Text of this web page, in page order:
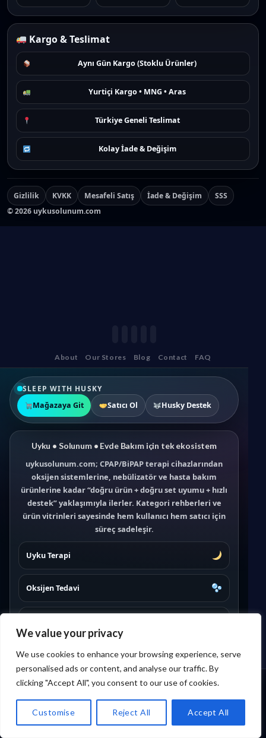
We value your privacy
We use cookies to enhance your browsing experience, serve
personalised ads or content, and analyse our traffic. By
clicking "Accept All", you consent to our use of cookies.
Customise Reject All Accept All
Kargo & Teslimat
Aynı Gün Kargo (Stoklu Ürünler)
Yurtiçi Kargo • MNG • Aras
Türkiye Geneli Teslimat
Kolay İade & Değişim
Gizlilik KVKK Mesafeli Satış İade & Değişim
SSS
©2026 uykusolunum.com
Ürün &
kategori Ödeme
☰
Kategoriler
Menü
Ürün &
kategori Ödeme
☰
Kategoriler
Menü
About Our Stores Blog Contact FAQ
SLEEP WITH HUSKY
Mağazaya Git
Satıcı Ol Husky Destek
Uyku • Solunum • Evde Bakım için tek ekosistem
uykusolunum.com; CPAP/BiPAP terapi cihazlarından
oksijen sistemlerine, nebülizatör ve hasta bakım
ürünlerine kadar “doğru ürün + doğru set uyumu + hızlı
destek” yaklaşımıyla ilerler. Kategori rehberleri ve
ürün vitrinleri sayesinde hem kullanıcı hem satıcı için
süreç sadeleşir.
Uyku Terapi
Oksijen Tedavi
Medikal Elektronik
Maskeler
İade & Değişim